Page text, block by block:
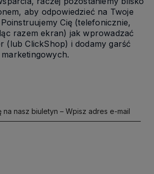
aby odpowiedzieć na Twoje
Cię (telefonicznie,
razem ekran) jak wprowadzać
(lub ClickShop) i dodamy garść
na nasz biuletyn – Wpisz adres e-mail